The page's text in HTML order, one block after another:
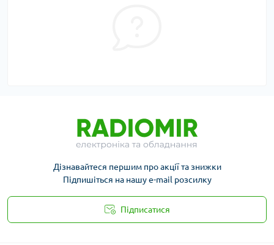
Дізнавайтеся першим про акції та знижки
Підпишіться на нашу e-mail розсилку
Підписатися